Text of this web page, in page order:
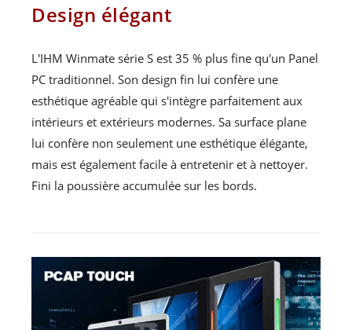
Design élégant
L'IHM Winmate série S est 35 % plus fine qu'un Panel
PC traditionnel. Son design fin lui confère une
esthétique agréable qui s'intègre parfaitement aux
intérieurs et extérieurs modernes. Sa surface plane
lui confère non seulement une esthétique élégante,
mais est également facile à entretenir et à nettoyer.
Fini la poussière accumulée sur les bords.